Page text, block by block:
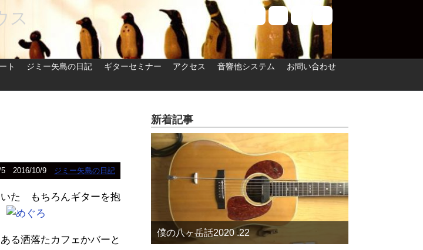
ス
ト ジミー矢島の日記 ギターセミナー アクセス 音響他システム
お問い合わせ
2016/10/9 ジミー矢島の日記
いた もちろんギターを抱
る洒落たカフェかバーと
新着記事
僕の八ヶ岳話2020 .22